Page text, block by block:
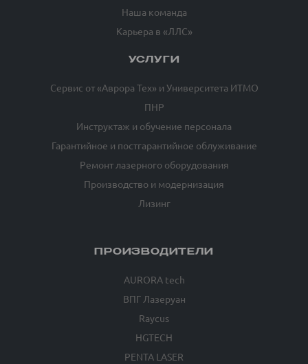
Наша команда
Карьера в «ЛЛС»
УСЛУГИ
Сервис от «Аврора Тех» и Университета ИТМО
ПНР
Инструктаж и обучение персонала
Гарантийное и постгарантийное облуживание
Ремонт лазерного оборудования
Производство и модернизация
Лизинг
ПРОИЗВОДИТЕЛИ
AURORA tech
ВПГ Лазеруан
Raycus
HGTECH
PENTA LASER